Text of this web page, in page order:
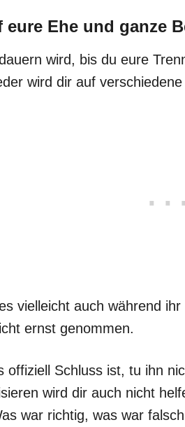
eure Ehe und ganze
wird, bis du eure
wird dir auf
vielleicht auch während
ernst genommen.
offiziell Schluss ist, tu ihn
wird dir auch nicht
war richtig, was war